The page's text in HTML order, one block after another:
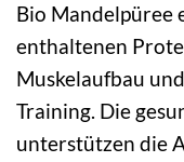
Bio Mandelpüree
enthaltenen
Muskelaufbau
Training. Die
unterstützen die